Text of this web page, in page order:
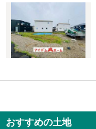
おすすめの土地